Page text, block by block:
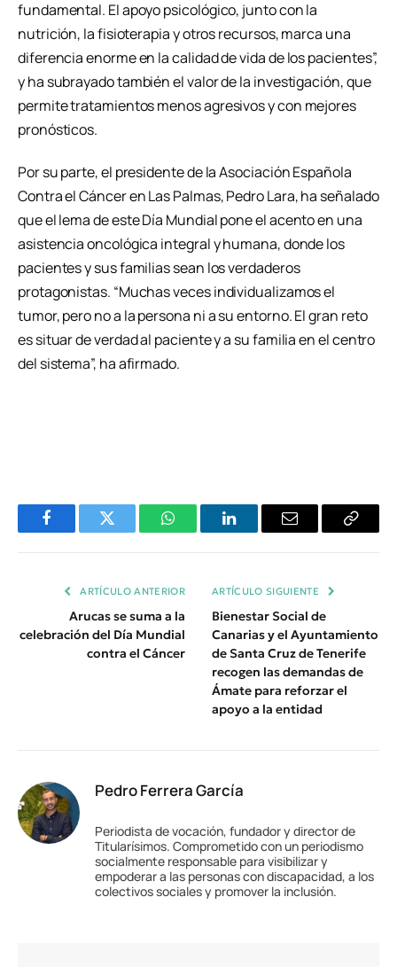
fundamental. El apoyo psicológico, junto con la
nutrición, la fisioterapia y otros recursos, marca una
diferencia enorme en la calidad de vida de los pacientes”,
y ha subrayado también el valor de la investigación, que
permite tratamientos menos agresivos y con mejores
pronósticos.
Por su parte, el presidente de la Asociación Española
Contra el Cáncer en Las Palmas, Pedro Lara, ha señalado
que el lema de este Día Mundial pone el acento en una
asistencia oncológica integral y humana, donde los
pacientes y sus familias sean los verdaderos
protagonistas. “Muchas veces individualizamos el
tumor, pero no a la persona ni a su entorno. El gran reto
es situar de verdad al paciente y a su familia en el centro
del sistema”, ha afirmado.
FacebookTwitter WhatsAppLinkedInEmail
Copiar
ARTÍCULO ANTERIOR
Arucas se suma a la
celebración del Día Mundial
contra el Cáncer
ARTÍCULO SIGUIENTE
Bienestar Social de
Canarias y el Ayuntamiento
de Santa Cruz de Tenerife
recogen las demandas de
Ámate para reforzar el
apoyo a la entidad
Pedro Ferrera García
Periodista de vocación, fundador y director de
Titularísimos. Comprometido con un periodismo
socialmente responsable para visibilizar y
empoderar a las personas con discapacidad, a los
colectivos sociales y promover la inclusión.